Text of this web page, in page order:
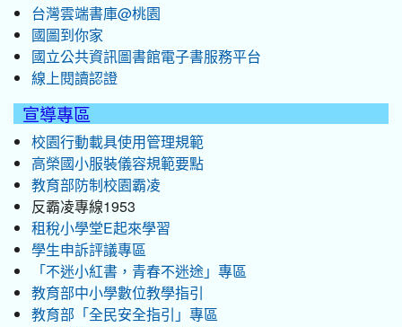
台灣雲端書庫@桃園
國圖到你家
國立公共資訊圖書館電子書服務平台
線上閱讀認證
宣導專區
校園行動載具使用管理規範
高榮國小服裝儀容規範要點
教育部防制校園霸凌
反霸凌專線1953
租稅小學堂E起來學習
學生申訴評議專區
「不迷小紅書，青春不迷途」專區
教育部中小學數位教學指引
教育部「全民安全指引」專區